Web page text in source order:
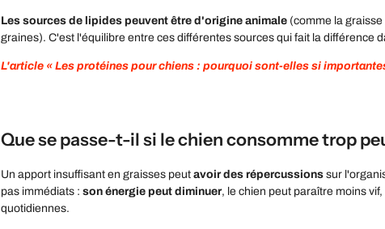
Les sources de lipides peuvent être d'origine animale (comme la
graines). C'est l'équilibre entre ces différentes sources qui fait la différence
L'article « Les protéines pour chiens : pourquoi sont-elles si
Que se passe-t-il si le chien consomme trop
Un apport insuffisant en graisses peut avoir des répercussions sur
pas immédiats : son énergie peut diminuer, le chien peut paraître moins vif,
quotidiennes.